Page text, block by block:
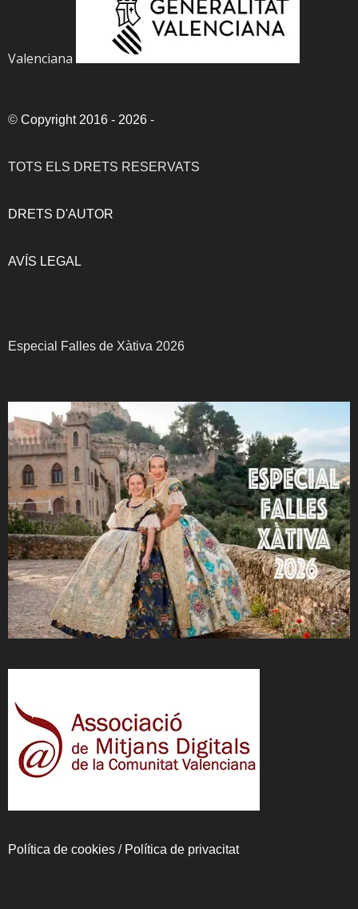
Valenciana
© Copyright 2016 - 2026 -
TOTS ELS DRETS RESERVATS
DRETS D'AUTOR
AVÍS LEGAL
Especial Falles de Xàtiva 2026
Política de cookies / Política de privacitat